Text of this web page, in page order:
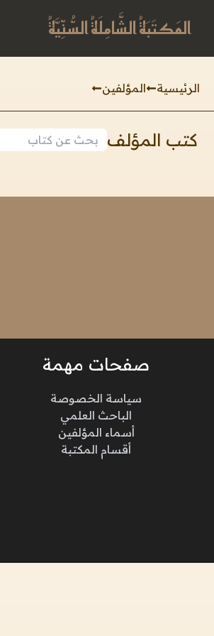
المَكتَبَةُ الشَّامِلَةُ السُّنِّيَّةُ
الرئيسية المؤلفين
كتب المؤلف
صفحات مهمة
سياسة الخصوصة
الباحث العلمي
أسماء المؤلفين
أقسام المكتبة